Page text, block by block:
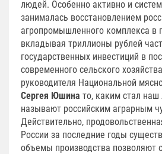
людей. Особенно активно и
занималась восстановлением
агропромышленного комплекса в
вкладывая триллионы рублей
государственных инвестиций в
современного сельского
руководителя Национальной
Сергея Юшина то, каким стал
называют российским аграрным
Действительно,
России за последние годы
объемы производства позволяют